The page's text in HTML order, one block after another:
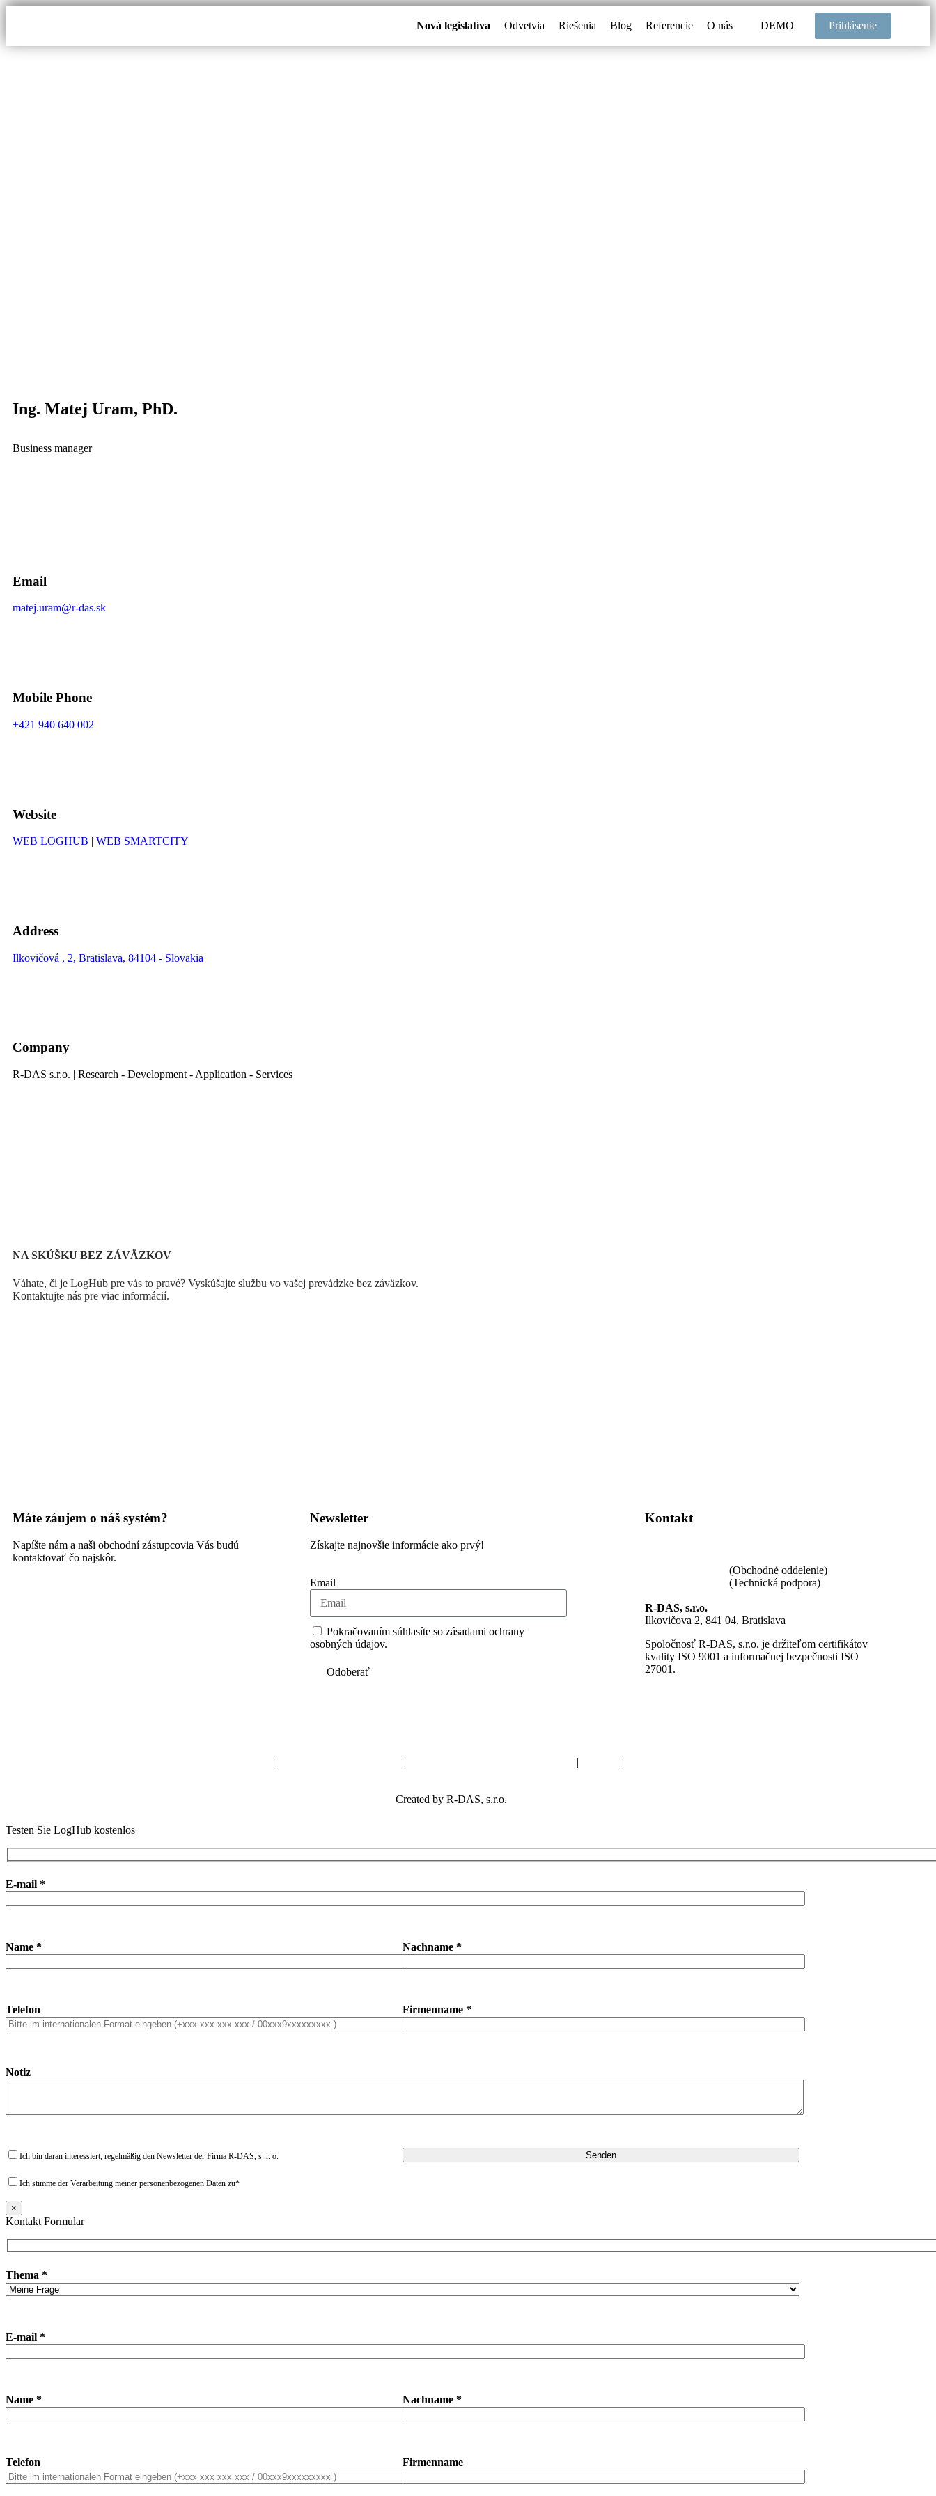
Nová legislatíva Odvetvia Riešenia Blog Referencie O nás DEMO Prihlásenie
Ing. Matej Uram, PhD.
Business manager
Email
matej.uram@r-das.sk
Mobile Phone
+421 940 640 002
Website
WEB LOGHUB | WEB SMARTCITY
Address
Ilkovičová , 2, Bratislava, 84104 - Slovakia
Company
R-DAS s.r.o. | Research - Development - Application - Services
NA SKÚŠKU BEZ ZÁVÄZKOV
Váhate, či je LogHub pre vás to pravé? Vyskúšajte službu vo vašej prevádzke bez záväzkov.
Kontaktujte nás pre viac informácií.
Máte záujem o náš systém?
Napíšte nám a naši obchodní zástupcovia Vás budú
kontaktovať čo najskôr.
Newsletter
Získajte najnovšie informácie ako prvý!
Email
Pokračovaním súhlasíte so zásadami ochrany
osobných údajov.
Odoberať
Kontakt
(Obchodné oddelenie)
(Technická podpora)
R-DAS, s.r.o.
Ilkovičova 2, 841 04, Bratislava
Spoločnosť R-DAS, s.r.o. je držiteľom certifikátov
kvality ISO 9001 a informačnej bezpečnosti ISO
27001.
| | | |
Created by R-DAS, s.r.o.
Testen Sie LogHub kostenlos
E-mail *
Name * Nachname *
Telefon Firmenname *
Notiz
Ich bin daran interessiert, regelmäßig den Newsletter der Firma R-DAS, s. r. o.
Ich stimme der Verarbeitung meiner personenbezogenen Daten zu*
×
Kontakt Formular
Thema *
E-mail *
Name * Nachname *
Telefon Firmenname